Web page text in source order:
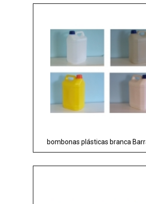
bombonas plásticas branca